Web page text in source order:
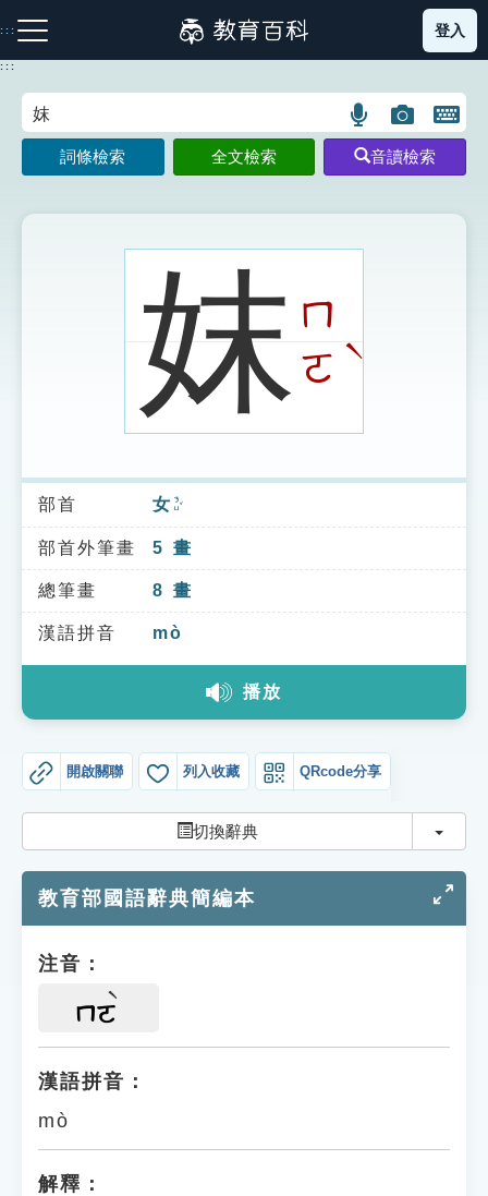
到
主
:::
注音索引圖示 筆畫索引圖示 部首索引表圖示
索引選單
知識索引
單字索引
生命大百科索引
教學應用
貓頭鷹博士
登入
:::
語
言
搜
示
圖
片
搜
開
鍵
圖
詞條檢索 全文檢索 音讀檢索
妺ㄇ
ㄛˋ
部首 女 ㄋㄩˇ
部首外筆畫 5 畫
總筆畫 8 畫
漢語拼音 mò
播放
開啟關聯 列入收藏 QRcode分享
切換辭典 切換
教育部國語辭典簡編本
注音：
ㄇㄛ
漢語拼音：
mò
解釋：